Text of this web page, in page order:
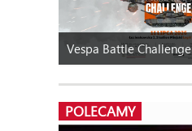
Vespa Battle Challenge
POLECAMY